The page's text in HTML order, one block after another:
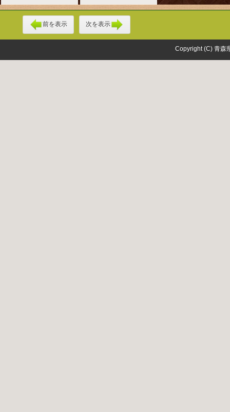
前を表示 次を表示
Copyright (C) 青森